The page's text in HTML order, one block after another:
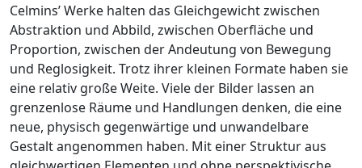
Celmins’ Werke halten das Gleichgewicht zwischen
Abstraktion und Abbild, zwischen Oberfläche und
Proportion, zwischen der Andeutung von Bewegung
und Reglosigkeit. Trotz ihrer kleinen Formate haben sie
eine relativ große Weite. Viele der Bilder lassen an
grenzenlose Räume und Handlungen denken, die eine
neue, physisch gegenwärtige und unwandelbare
Gestalt angenommen haben. Mit einer Struktur aus